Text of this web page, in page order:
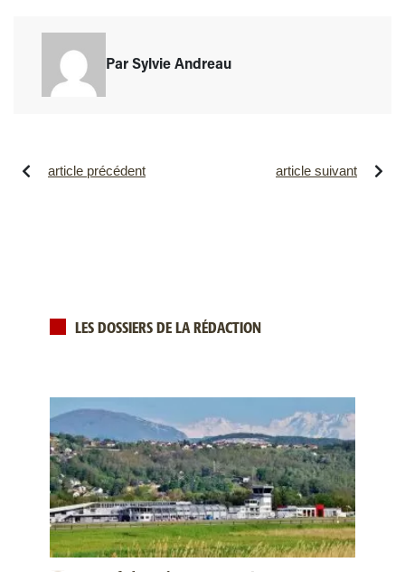
Par Sylvie Andreau
article précédent article suivant
LES DOSSIERS DE LA RÉDACTION